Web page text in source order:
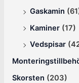
Gaskamin
Kaminer (17)
Vedspisar
Skorsten (203)